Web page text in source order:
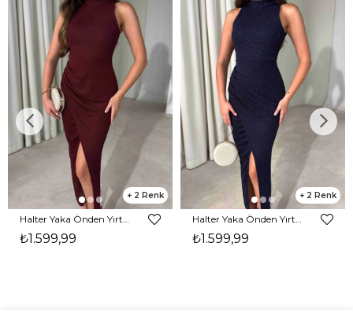
2
Halter Yaka Önden Yırtmaçlı Midi Boy Bordo Hasre Kadın Elbise 26Y502
₺1.599,99
2
Halter Yaka Önden Yırtmaçlı Midi Boy Lacivert Hasre Kadın Elbise 26Y502
₺1.599,99